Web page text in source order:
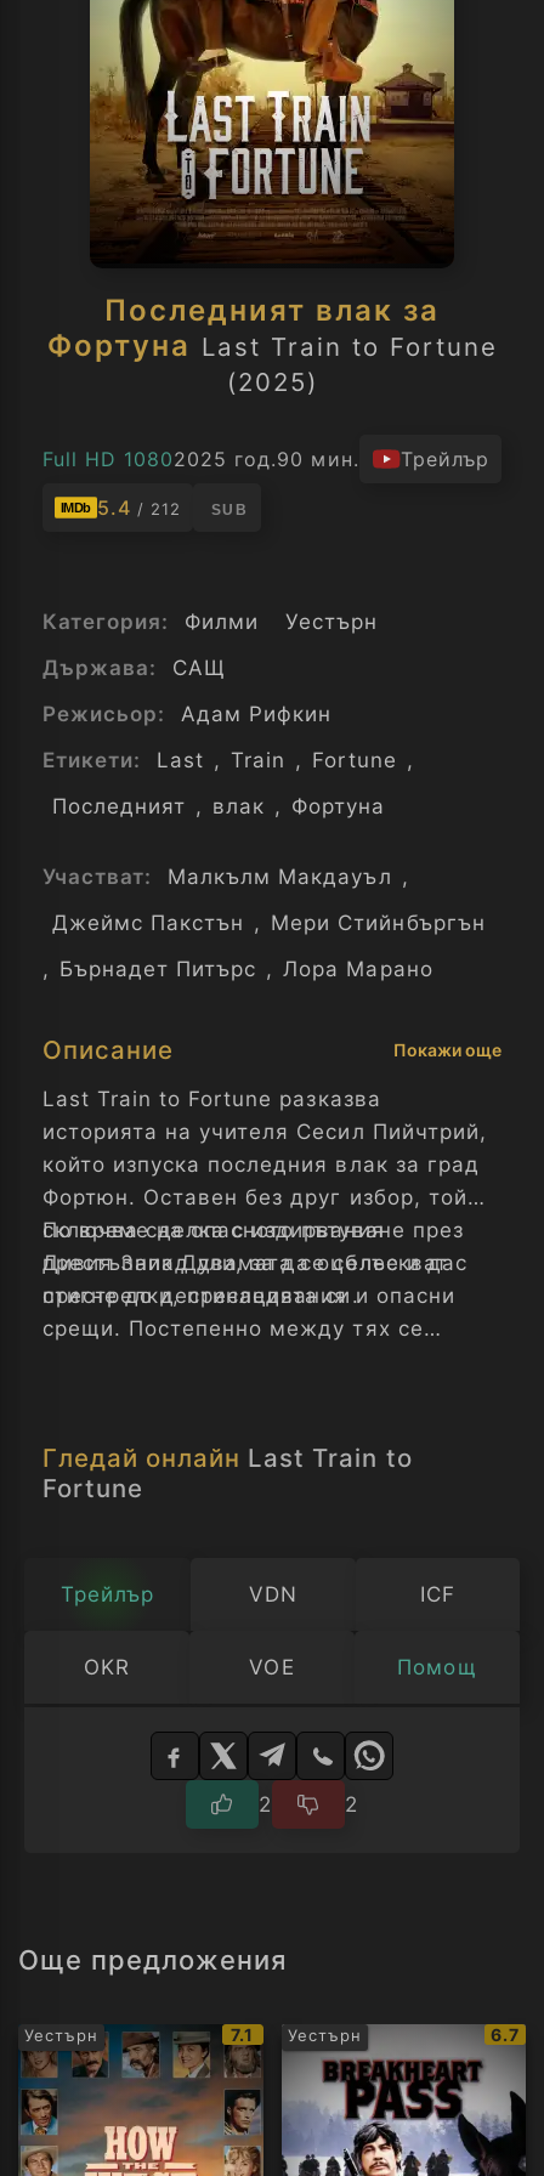
Последният влак за
Фортуна Last Train to Fortune
(2025)
Full HD 10802025 год.90 мин. Трейлър
IMDb 5.4 / 212 SUB
Категория: Филми
Уестърн
Държава:
САЩ
Режисьор:
Адам Рифкин
Етикети:
Last , Train , Fortune ,
Последният , влак , Фортуна
Участват: Малкълм Макдауъл ,
Джеймс Пакстън , Мери Стийнбъргън
, Бърнадет Питърс , Лора Марано
Описание Покажи още
Last Train to Fortune разказва
историята на учителя Сесил Пийчтрий,
който изпуска последния влак за град
Фортюн. Оставен без друг избор, той
сключва сделка с издирвания
престъпник Дули, за да оцелее и да
стигне до дестинацията си.
По време на опасното пътуване през
Дивия Запад двамата се сблъскват с
престрелки, преследвания и опасни
срещи. Постепенно между тях се
между образование и престъпност.
Гледай онлайн Last Train to
Fortune
Трейлър VDN ICF
OKR VOE Помощ
Изберете
2 2
Още предложения
Уестърн
IMDb
рейтинг:
7.1 Уестърн
IMDb
6.7